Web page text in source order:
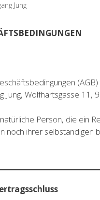
Jung
Jung, Wolfhartsgasse 11,
Person, die ein
noch ihrer selbständigen